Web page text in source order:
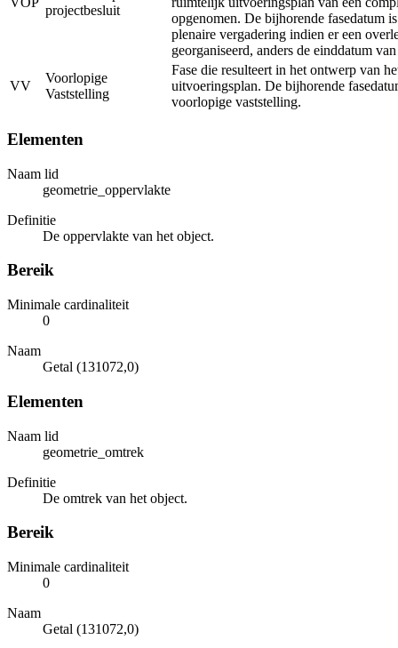
projectbesluit
opgenomen. De bijhorende fasedatum
plenaire vergadering indien er een
georganiseerd, anders de einddatum
VV
Voorlopige
Vaststelling
Fase die resulteert in het ontwerp van
uitvoeringsplan. De bijhorende
voorlopige vaststelling.
Elementen
Naam lid
geometrie_oppervlakte
Definitie
De oppervlakte van het object.
Bereik
Minimale cardinaliteit
0
Naam
Getal (131072,0)
Elementen
Naam lid
geometrie_omtrek
Definitie
De omtrek van het object.
Bereik
Minimale cardinaliteit
0
Naam
Getal (131072,0)